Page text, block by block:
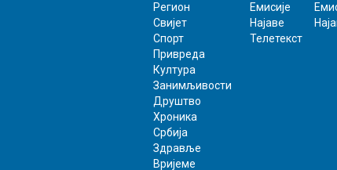
Регион
Свијет
Спорт
Привреда
Култура
Занимљивости
Друштво
Хроника
Србија
Здравље
Вријеме
Емисије
Најаве
Телетекст